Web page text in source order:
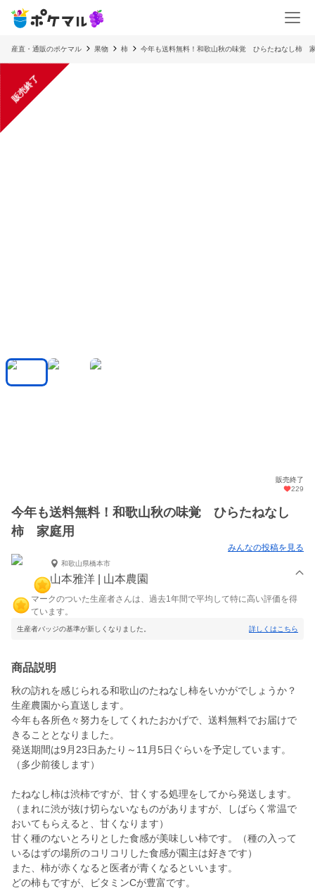
産直・通販のポケマル 果物 柿 今年も送料無料！和歌山秋の味覚 ひらたねなし柿
販売終了
販売終了
229
今年も送料無料！和歌山秋の味覚 ひらたねなし
柿 家庭用
みんなの投稿を見る
和歌山県橋本市
山本雅洋 | 山本農園
マークのついた生産者さんは、過去1年間で平均して特に高い評価を得
ています。
生産者バッジの基準が新しくなりました。 詳しくはこちら
商品説明
秋の訪れを感じられる和歌山のたねなし柿をいかがでしょうか？
生産農園から直送します。
今年も各所色々努力をしてくれたおかげで、送料無料でお届けで
きることとなりました。
発送期間は9月23日あたり～11月5日ぐらいを予定しています。
（多少前後します）
たねなし柿は渋柿ですが、甘くする処理をしてから発送します。
（まれに渋が抜け切らないなものがありますが、しばらく常温で
おいてもらえると、甘くなります）
甘く種のないとろりとした食感が美味しい柿です。（種の入って
いるはずの場所のコリコリした食感が園主は好きです）
また、柿が赤くなると医者が青くなるといいます。
どの柿もですが、ビタミンCが豊富です。